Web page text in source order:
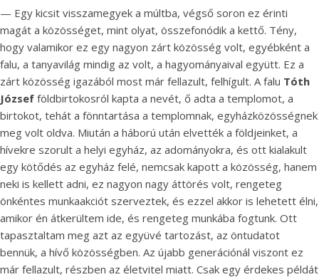
— Egy kicsit visszamegyek a múltba, végső soron ez érinti
magát a közösséget, mint olyat, összefonódik a kettő. Tény,
hogy valamikor ez egy nagyon zárt közösség volt, egyébként a
falu, a tanyavilág mindig az volt, a hagyományaival együtt. Ez a
zárt közösség igazából most már fellazult, felhígult. A falu Tóth
József földbirtokosról kapta a nevét, ő adta a templomot, a
birtokot, tehát a fönntartása a templomnak, egyházközösségnek
meg volt oldva. Miután a háború után elvették a földjeinket, a
hívekre szorult a helyi egyház, az adományokra, és ott kialakult
egy kötődés az egyház felé, nemcsak kapott a közösség, hanem
neki is kellett adni, ez nagyon nagy áttörés volt, rengeteg
önkéntes munkaakciót szerveztek, és ezzel akkor is lehetett élni,
amikor én átkerültem ide, és rengeteg munkába fogtunk. Ott
tapasztaltam meg azt az együvé tartozást, az öntudatot
bennük, a hívő közösségben. Az újabb generációnál viszont ez
már fellazult, részben az életvitel miatt. Csak egy érdekes példát